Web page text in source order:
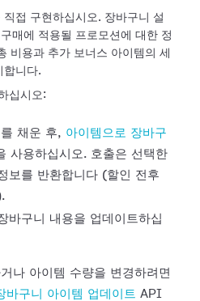
접 구현하십시오. 장바구니 설
매에 적용될 프로모션에 대한 정
비용과 추가 보너스 아이템의 세
합니다.
십시오:
채운 후, 아이템으로 장바구
사용하십시오. 호출은 선택한
보를 반환합니다 (할인 전후
바구니 내용을 업데이트하십
나 아이템 수량을 변경하려면
바구니 아이템 업데이트 API